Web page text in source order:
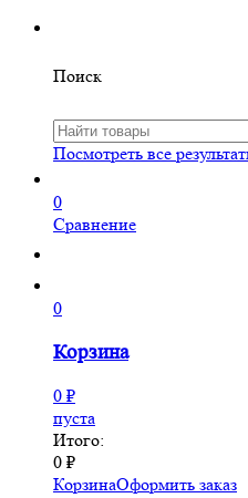
Поиск
Посмотреть все
0
Сравнение
0
Корзина
0 ₽
пуста
Итого:
0 ₽
КорзинаОформить заказ